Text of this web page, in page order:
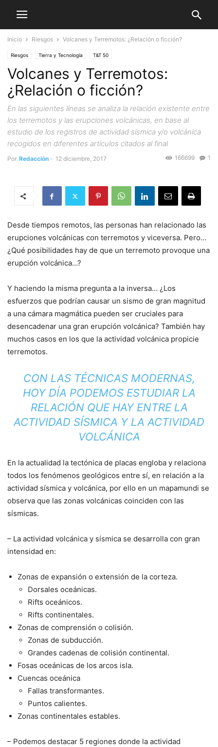
Inicio Riesgos Volcanes y Terremotos: ¿Relación o ficción?
Riesgos Tierra y Tecnología T&T 50
Volcanes y Terremotos:
¿Relación o ficción?
En las siguientes líneas se analiza la relación existente entre
los terremotos y las erupciones volcánicas, en base al
estudio de los registros de actividad sísmica y/o volcánica
recogidos en diferentes artículos citados al final
Por Redacción - 12 diciembre, 2017 1
166699
Desde tiempos remotos, las personas han relacionado las
erupciones volcánicas con terremotos y viceversa. Pero…
¿Qué posibilidades hay de que un terremoto provoque una
erupción volcánica…?
Y haciendo la misma pregunta a la inversa… ¿Los
esfuerzos que podrían causar un sismo de gran magnitud
a una cámara magmática pueden ser cruciales para
desencadenar una gran erupción volcánica? También hay
muchos casos en los que la actividad volcánica propicie
terremotos.
CON LAS TÉCNICAS MODERNAS,
HOY DÍA PODEMOS ESTUDIAR LA
RELACIÓN QUE HAY ENTRE LA
ACTIVIDAD SÍSMICA Y LA ACTIVIDAD
VOLCÁNICA
En la actualidad la tectónica de placas engloba y relaciona
todos los fenómenos geológicos entre sí, en relación a la
actividad sísmica y volcánica, por ello en un mapamundi se
observa que las zonas volcánicas coinciden con las
sísmicas.
– La actividad volcánica y sísmica se desarrolla con gran
intensidad en:
Zonas de expansión o extensión de la corteza.
Dorsales oceánicas.
Rifts oceánicos.
Rifts continentales.
Zonas de comprensión o colisión.
Zonas de subducción.
Grandes cadenas de colisión continental.
Fosas oceánicas de los arcos isla.
Cuencas oceánica
Fallas transformantes.
Puntos calientes.
Zonas continentales estables.
– Podemos destacar 5 regiones donde la actividad